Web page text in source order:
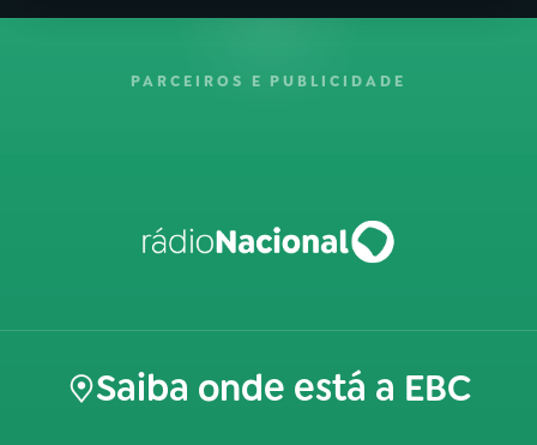
PARCEIROS E PUBLICIDADE
Saiba onde está a EBC